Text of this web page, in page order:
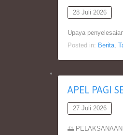
28 Juli 2026
Upaya
Posted in: Berita,
APEL PAGI
27 Juli 2026
🌅